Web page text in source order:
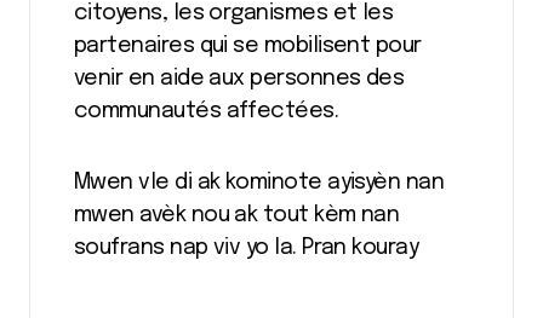
citoyens, les organismes et les
partenaires qui se mobilisent pour
venir en aide aux personnes des
communautés affectées.
Mwen vle di ak kominote ayisyèn nan
mwen avèk nou ak tout kèm nan
soufrans nap viv yo la. Pran kouray